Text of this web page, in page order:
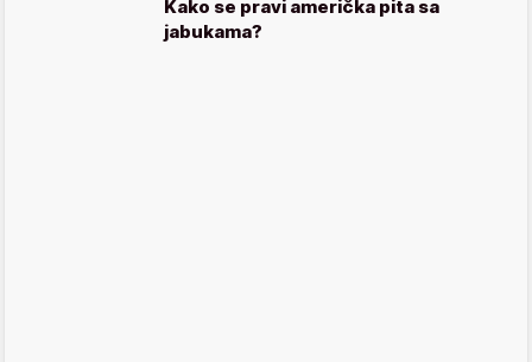
Kako se pravi američka pita sa
jabukama?